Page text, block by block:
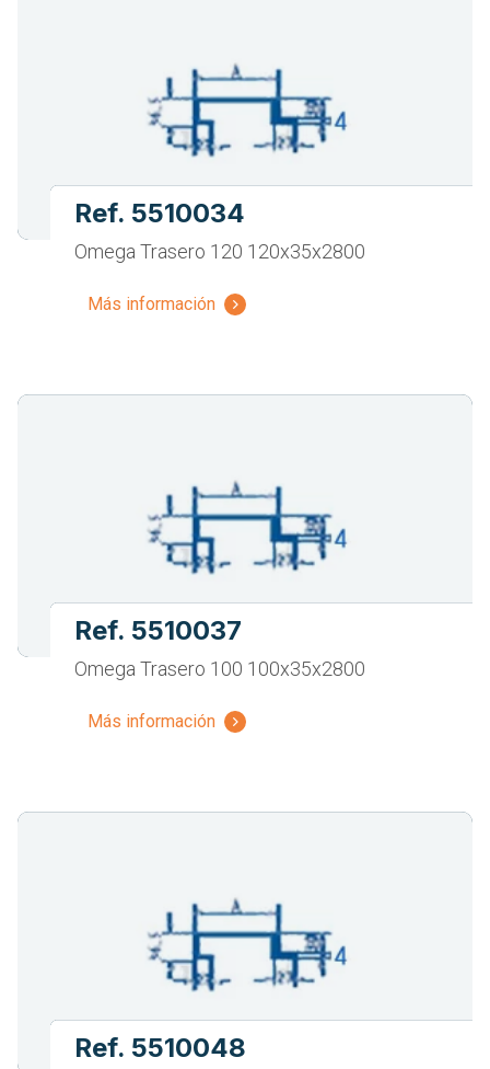
Ref. 5510034
Omega Trasero 120 120x35x2800
Más información
Ref. 5510037
Omega Trasero 100 100x35x2800
Más información
Ref. 5510048